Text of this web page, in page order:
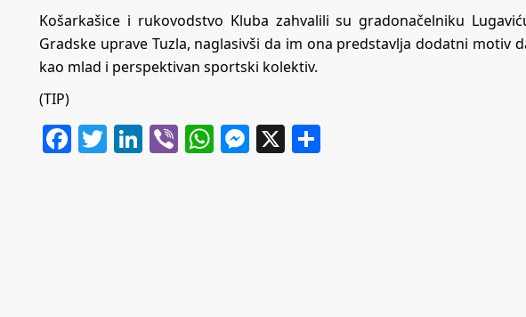
Košarkašice i rukovodstvo Kluba zahvalili su gradonačelniku
Gradske uprave Tuzla, naglasivši da im ona predstavlja dodatni motiv
kao mlad i perspektivan sportski kolektiv.
(TIP)
Facebook
Twitter
LinkedIn
ViberWhatsApp
Messenger
X